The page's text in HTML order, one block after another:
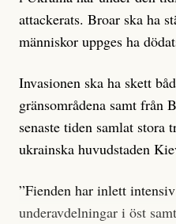
attackerats. Broar ska ha
människor uppges ha
Invasionen ska ha skett
gränsområdena samt från
senaste tiden samlat stora
ukrainska huvudstaden
”Fienden har inlett
underavdelningar i öst